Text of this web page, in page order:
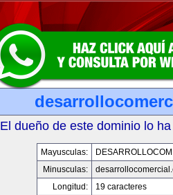
El dueño de este dominio lo
Mayusculas:
Minusculas:
Longitud:
19 caracteres